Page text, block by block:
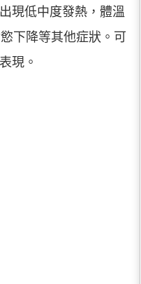
現低中度發熱，體溫
下降等其他症狀。可
現。